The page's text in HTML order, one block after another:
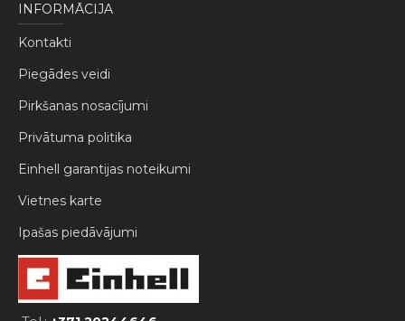
INFORMĀCIJA
Kontakti
Piegādes veidi
Pirkšanas nosacījumi
Privātuma politika
Einhell garantijas noteikumi
Vietnes karte
Ipašas piedāvājumi